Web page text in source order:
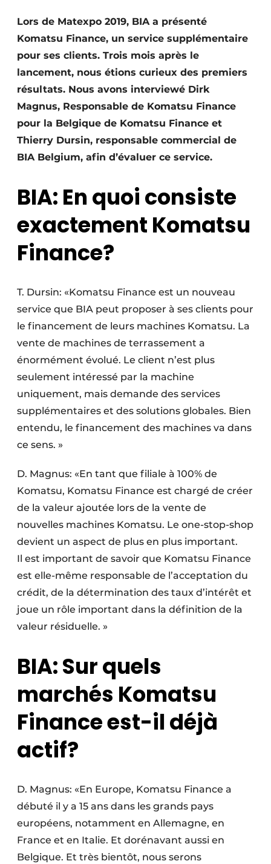
Video’s
Construction bois
Contrôle d’accès
Éclairage
Façades
Géotextiles
Infrastructures souterraines et égouttage
Rénovation
Sécurité incendie
Software
Techniques ferroviaires
Travaux ferroviaires
Lors de Matexpo 2019, BIA a présenté
Komatsu Finance, un service supplémentaire
pour ses clients. Trois mois après le
lancement, nous étions curieux des premiers
résultats. Nous avons interviewé Dirk
Magnus, Responsable de Komatsu Finance
pour la Belgique de Komatsu Finance et
Thierry Dursin, responsable commercial de
BIA Belgium, afin d’évaluer ce service.
BIA: En quoi consiste
exactement Komatsu
Finance?
T. Dursin: «Komatsu Finance est un nouveau
service que BIA peut proposer à ses clients pour
le financement de leurs machines Komatsu. La
vente de machines de terrassement a
énormément évolué. Le client n’est plus
seulement intéressé par la machine
uniquement, mais demande des services
supplémentaires et des solutions globales. Bien
entendu, le financement des machines va dans
ce sens. »
D. Magnus: «En tant que filiale à 100% de
Komatsu, Komatsu Finance est chargé de créer
de la valeur ajoutée lors de la vente de
nouvelles machines Komatsu. Le one-stop-shop
devient un aspect de plus en plus important.
Il est important de savoir que Komatsu Finance
est elle-même responsable de l’acceptation du
crédit, de la détermination des taux d’intérêt et
joue un rôle important dans la définition de la
valeur résiduelle. »
BIA: Sur quels
marchés Komatsu
Finance est-il déjà
actif?
D. Magnus: «En Europe, Komatsu Finance a
débuté il y a 15 ans dans les grands pays
européens, notamment en Allemagne, en
France et en Italie. Et dorénavant aussi en
Belgique. Et très bientôt, nous serons